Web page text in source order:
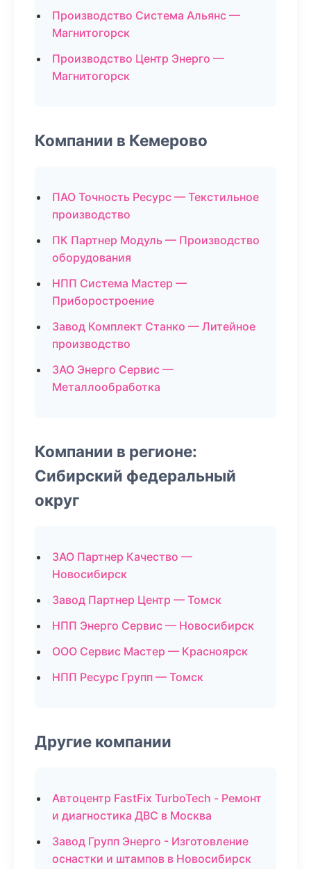
Производство Система Альянс —
Магнитогорск
Производство Центр Энерго —
Магнитогорск
Компании в Кемерово
ПАО Точность Ресурс — Текстильное
производство
ПК Партнер Модуль — Производство
оборудования
НПП Система Мастер —
Приборостроение
Завод Комплект Станко — Литейное
производство
ЗАО Энерго Сервис —
Металлообработка
Компании в регионе:
Сибирский федеральный
округ
ЗАО Партнер Качество —
Новосибирск
Завод Партнер Центр — Томск
НПП Энерго Сервис — Новосибирск
ООО Сервис Мастер — Красноярск
НПП Ресурс Групп — Томск
Другие компании
Автоцентр FastFix TurboTech - Ремонт
и диагностика ДВС в Москва
Завод Групп Энерго - Изготовление
оснастки и штампов в Новосибирск